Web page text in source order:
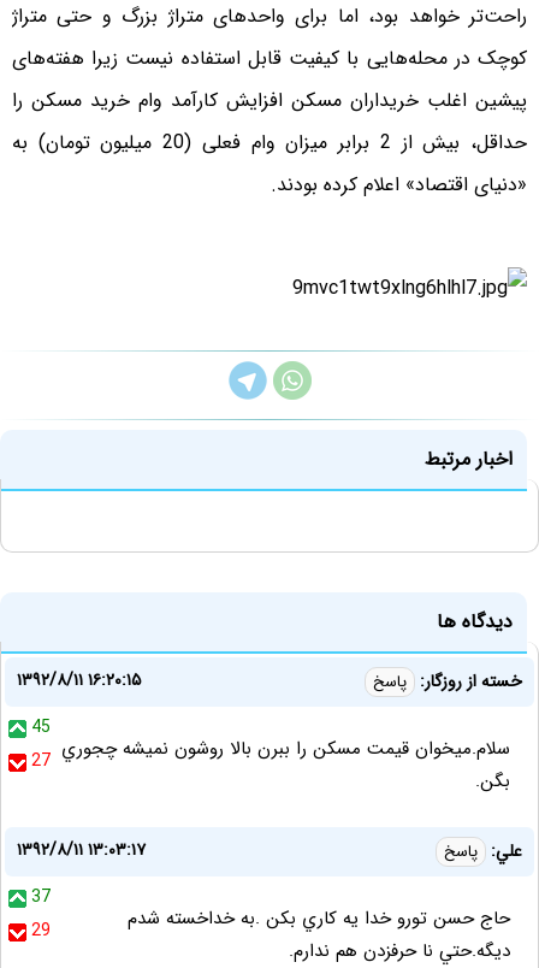
راحت‌تر خواهد بود، اما برای واحدهای متراژ بزرگ و حتی متراژ
کوچک در محله‌هایی با کیفیت قابل استفاده نیست زیرا هفته‌های
پیشین اغلب خریداران مسکن افزایش کارآمد وام خرید مسکن را
حداقل، بیش از 2 برابر میزان وام فعلی (20 میلیون تومان) به
«دنیای اقتصاد» اعلام کرده بودند.
اخبار مرتبط
دیدگاه ها
خسته از روزگار: پاسخ
۱۳۹۲/۸/۱۱ ۱۶:۲۰:۱۵
45
27 سلام.ميخوان قيمت مسكن را ببرن بالا روشون نميشه چجوري
بگن.
علي: پاسخ
۱۳۹۲/۸/۱۱ ۱۳:۰۳:۱۷
37
29
حاج حسن تورو خدا يه كاري بكن .به خداخسته شدم
ديگه.حتي نا حرفزدن هم ندارم.